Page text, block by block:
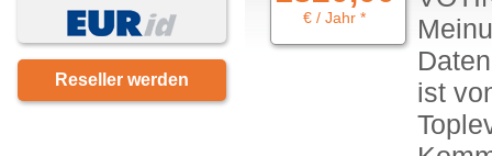
€ / Jahr *
ist
Reseller werden